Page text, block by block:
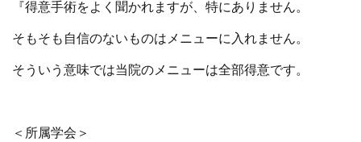
『得意手術をよく聞かれますが、特にありません。
そもそも自信のないものはメニューに入れません。
そういう意味では当院のメニューは全部得意です。
＜所属学会＞